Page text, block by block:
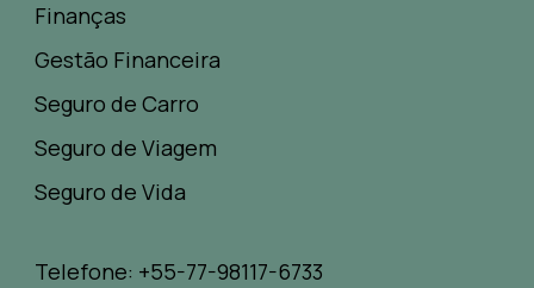
Finanças
Gestão Financeira
Seguro de Carro
Seguro de Viagem
Seguro de Vida
Telefone: +55-77-98117-6733